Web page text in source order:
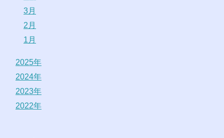
3月
2月
1月
2025年
2024年
2023年
2022年